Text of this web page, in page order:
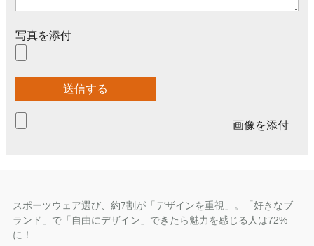
写真を添付
画像を添付
スポーツウェア選び、約7割が「デザインを重視」。「好きなブ
ランド」で「自由にデザイン」できたら魅力を感じる人は72%
に！